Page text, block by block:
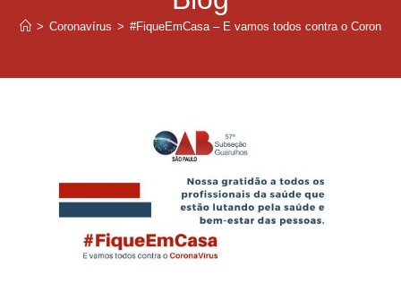
> Coronavírus > #FiqueEmCasa – E vamos todos contra o